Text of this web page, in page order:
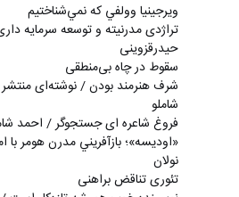
ويرجينيا وولفي كه نمي‌شناختيم
تراژدی مدرنیته و توسعه سرمایه
حیدرقزوینی
سقوط در چاه بی‌منطقی
شرف هنرمند بودن / نوشته‌ای
شاملو
فروغ شاعره ای جستجوگر / احمد
«اوديسه»؛ بازآفريني مدرن هومر با
نولان
تئوری تناقض براهنی